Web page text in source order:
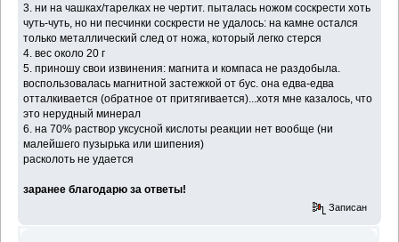
3. ни на чашках/тарелках не чертит. пыталась ножом соскрести хоть
чуть-чуть, но ни песчинки соскрести не удалось: на камне остался
только металлический след от ножа, который легко стерся
4. вес около 20 г
5. приношу свои извинения: магнита и компаса не раздобыла.
воспользовалась магнитной застежкой от бус. она едва-едва
отталкивается (обратное от притягивается)...хотя мне казалось, что
это нерудный минерал
6. на 70% раствор уксусной кислоты реакции нет вообще (ни
малейшего пузырька или шипения)
расколоть не удается
заранее благодарю за ответы!
Записан